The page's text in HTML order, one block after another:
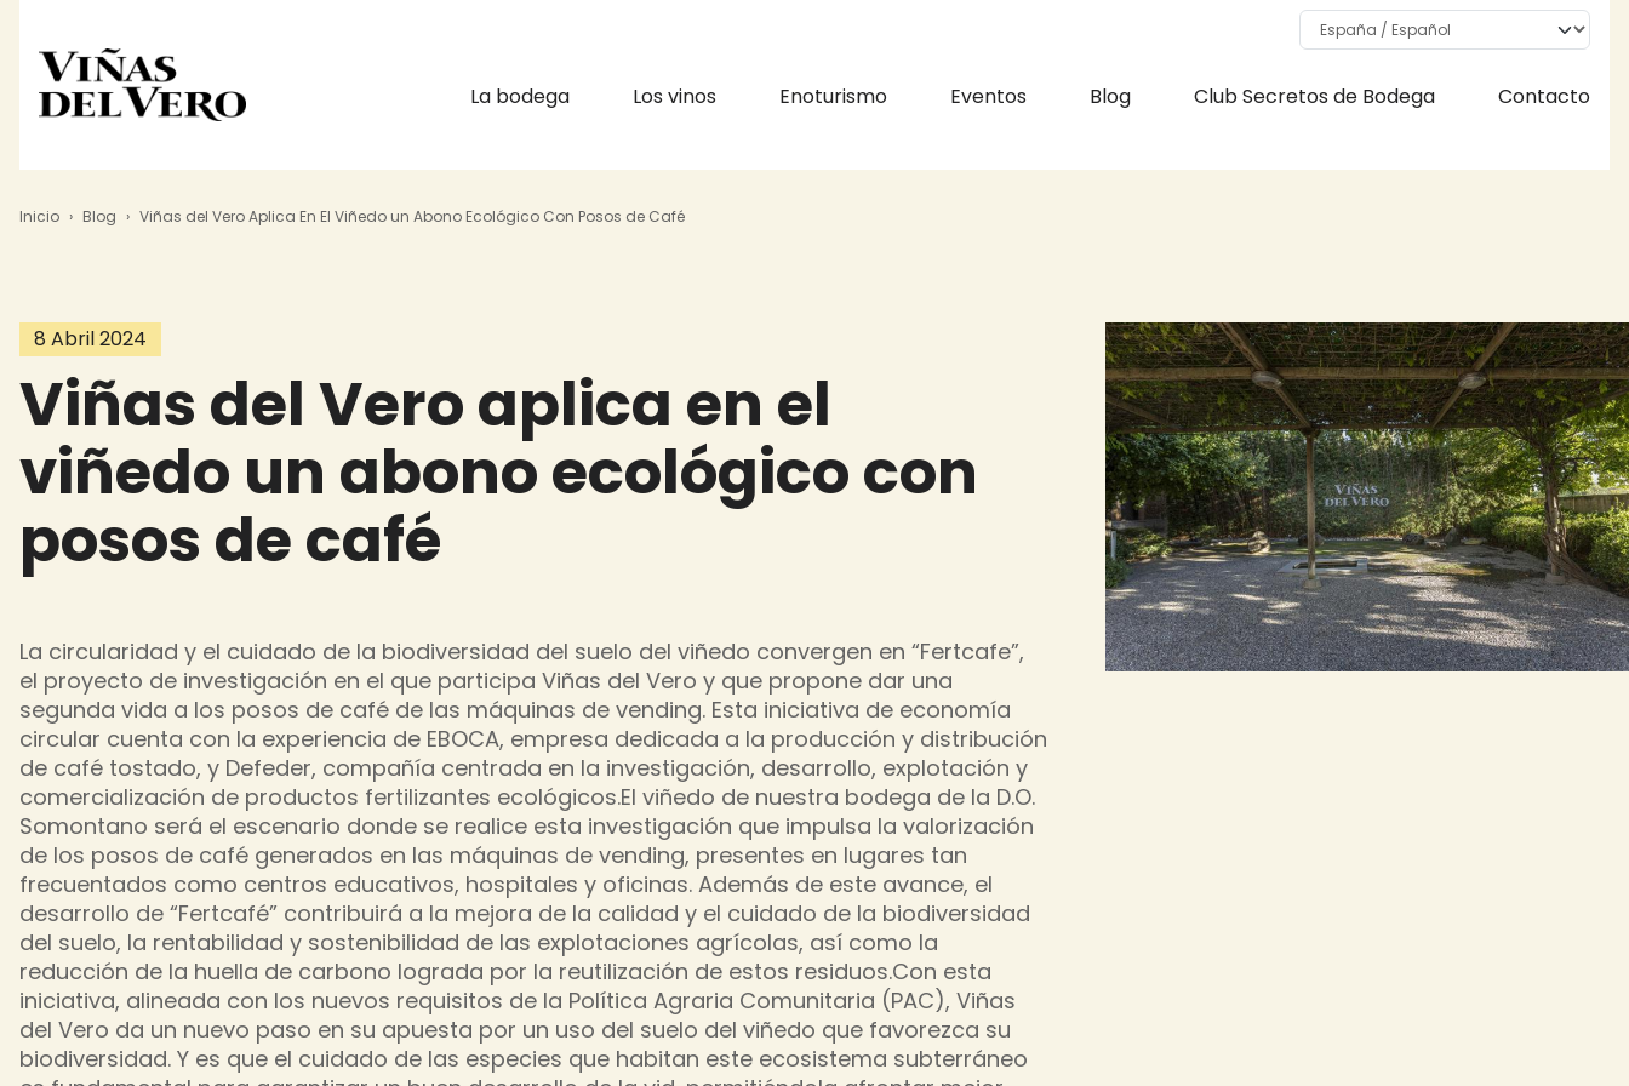
Main navigation
La bodega Los vinos Enoturismo Eventos Blog Club Secretos de Bodega Contacto
Select your language
Inicio Blog Viñas del Vero Aplica En El Viñedo un Abono Ecológico Con Posos de Café
8 Abril 2024
Viñas del Vero aplica en el
viñedo un abono ecológico con
posos de café
La circularidad y el cuidado de la biodiversidad del suelo del viñedo convergen en “Fertcafe”,
el proyecto de investigación en el que participa Viñas del Vero y que propone dar una
segunda vida a los posos de café de las máquinas de vending. Esta iniciativa de economía
circular cuenta con la experiencia de EBOCA, empresa dedicada a la producción y distribución
de café tostado, y Defeder, compañía centrada en la investigación, desarrollo, explotación y
comercialización de productos fertilizantes ecológicos.El viñedo de nuestra bodega de la D.O.
Somontano será el escenario donde se realice esta investigación que impulsa la valorización
de los posos de café generados en las máquinas de vending, presentes en lugares tan
frecuentados como centros educativos, hospitales y oficinas. Además de este avance, el
desarrollo de “Fertcafé” contribuirá a la mejora de la calidad y el cuidado de la biodiversidad
del suelo, la rentabilidad y sostenibilidad de las explotaciones agrícolas, así como la
reducción de la huella de carbono lograda por la reutilización de estos residuos.Con esta
iniciativa, alineada con los nuevos requisitos de la Política Agraria Comunitaria (PAC), Viñas
del Vero da un nuevo paso en su apuesta por un uso del suelo del viñedo que favorezca su
biodiversidad. Y es que el cuidado de las especies que habitan este ecosistema subterráneo